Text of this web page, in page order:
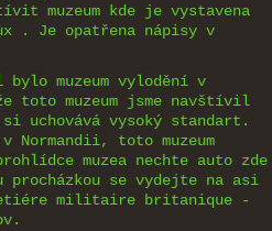
muzeum kde je vystavena
. Je opatřena nápisy v
muzeum vylodění v
toto muzeum jsme navštívil
uchovává vysoký standart.
Normandii, toto muzeum
muzea nechte auto zde
se vydejte na asi
militaire britanique -